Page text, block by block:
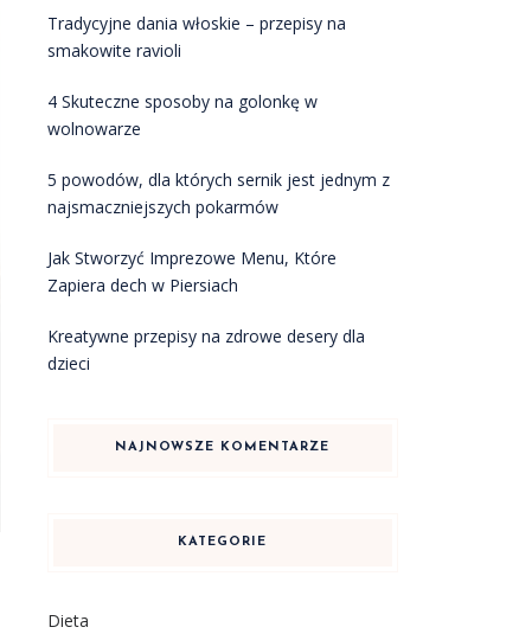
Tradycyjne dania włoskie – przepisy na
smakowite ravioli
4 Skuteczne sposoby na golonkę w
wolnowarze
5 powodów, dla których sernik jest jednym z
najsmaczniejszych pokarmów
Jak Stworzyć Imprezowe Menu, Które
Zapiera dech w Piersiach
Kreatywne przepisy na zdrowe desery dla
dzieci
NAJNOWSZE KOMENTARZE
KATEGORIE
Dieta